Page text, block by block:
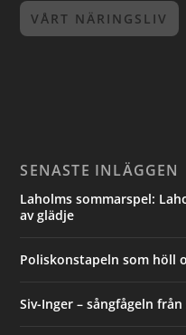
VÅRT NÄRINGSLIV
SENASTE INLÄGGEN
Laholms sommarspel:
av glädje
Poliskonstapeln som höll
Siv-Inger – sångfågeln